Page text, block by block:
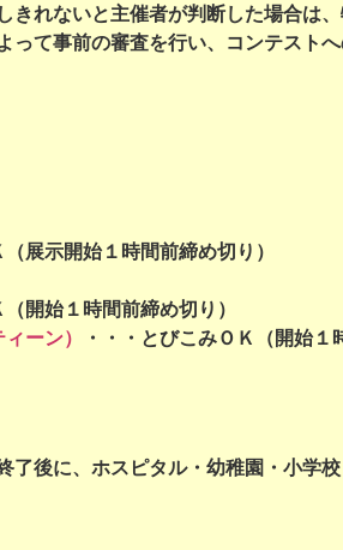
きれないと主催者が判断した場合は
って事前の審査を行い、コンテスト
（展示開始１時間前締め切り）
開始１時間前締め切り）
ーン）
・・・とびこみＯＫ（開始１
了後に、ホスピタル・幼稚園・小学